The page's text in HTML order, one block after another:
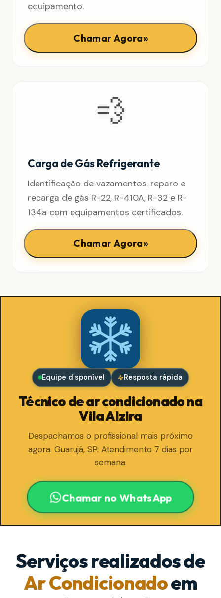
equipamento.
Chamar Agora»
💨
Carga de Gás Refrigerante
Identificação de vazamentos, reparo e
recarga de gás R-22, R-410A, R-32 e R-
134a com equipamentos certificados.
Chamar Agora»
Equipe disponível Resposta rápida
Técnico de ar condicionado na
Vila Alzira
Despachamos o profissional mais próximo
agora. Guarujá, SP. Atendimento 7 dias por
semana.
Chamar no WhatsApp
Serviços realizados de
Ar Condicionadoem